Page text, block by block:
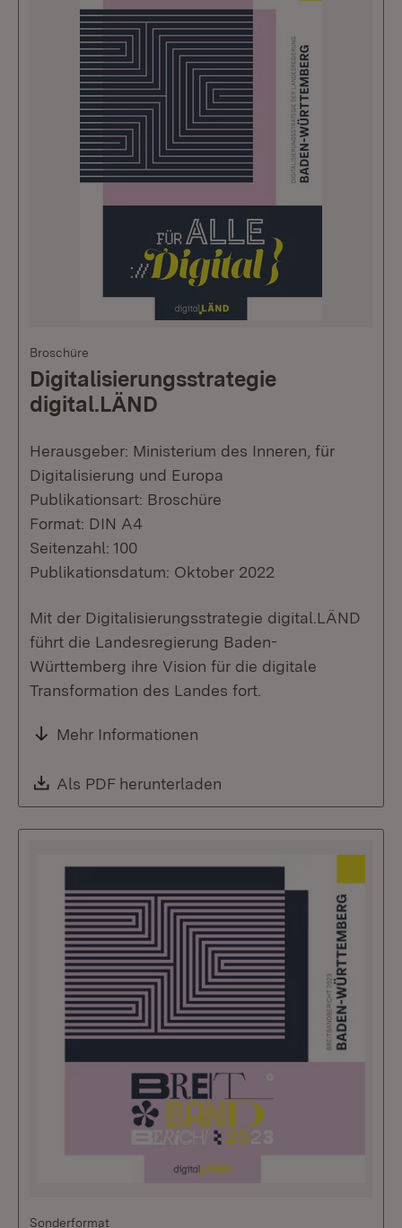
Broschüre
Digitalisierungsstrategie
digital.LÄND
Herausgeber: Ministerium des Inneren, für
Digitalisierung und Europa
Publikationsart: Broschüre
Format: DIN A4
Seitenzahl: 100
Publikationsdatum: Oktober 2022
Mit der Digitalisierungsstrategie digital.LÄND
führt die Landesregierung Baden-
Württemberg ihre Vision für die digitale
Transformation des Landes fort.
Mehr Informationen
Download:
Als PDF herunterladen
Sonderformat